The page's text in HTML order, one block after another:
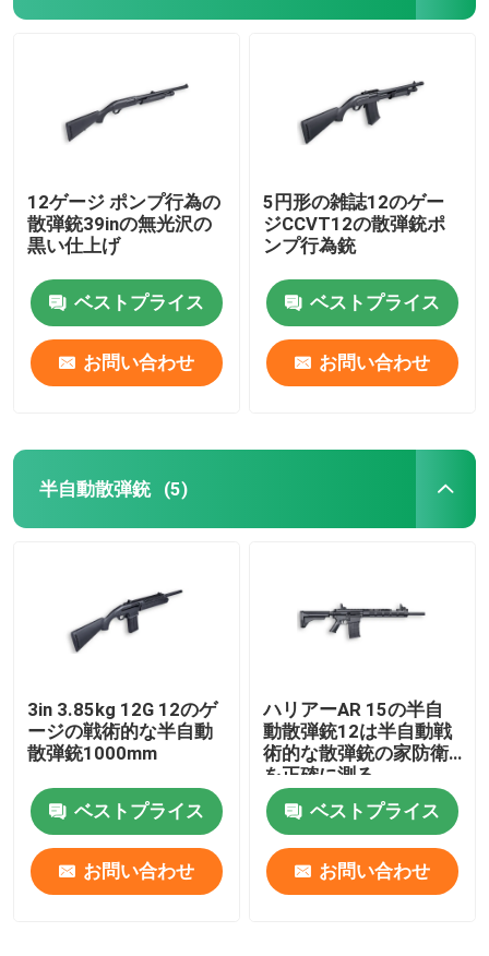
12ゲージ ポンプ行為の
散弾銃39inの無光沢の
黒い仕上げ
ベストプライス
お問い合わせ
5円形の雑誌12のゲー
ジCCVT12の散弾銃ポ
ンプ行為銃
ベストプライス
お問い合わせ
半自動散弾銃 (5)
3in 3.85kg 12G 12のゲ
ージの戦術的な半自動
散弾銃1000mm
ベストプライス
お問い合わせ
ハリアーAR 15の半自
動散弾銃12は半自動戦
術的な散弾銃の家防衛
を正確に測る
ベストプライス
お問い合わせ